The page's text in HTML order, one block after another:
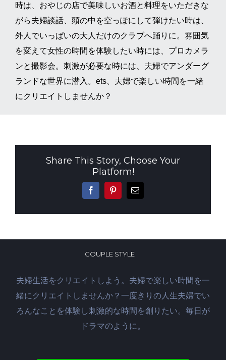
時は、おやじの店で美味しいお酒と料理をいただきな
がら夫婦談話、頭の中を空っぽにして弾けたい時は、
外人でいっぱいの大人だけのクラブへ踊りに。雰囲気
を変えて女性の時間を体験したい時には、プロカメラ
ンと撮影会。刺激が必要な時には、夫婦でアンダーグ
ランドな世界に潜入。ets、夫婦で楽しい時間を一緒
にクリエイトしませんか？
Share This Story, Choose Your
Platform!
FacebookPinterest電
子
ー
COUPLE STYLE
夫婦生活をクリエイトしよう。夫婦で楽しい時間を一
緒にクリエイトしませんか？一度きりの人生夫婦でい
ろんなことを体験し刺激的な時間を創りたい。毎日が
ドラマのように。